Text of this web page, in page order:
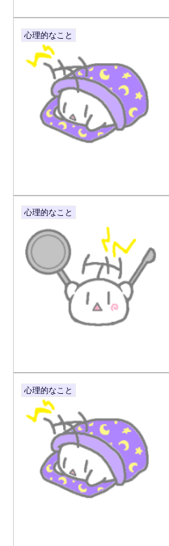
心理的なこと
心理的なこと
心理的なこと